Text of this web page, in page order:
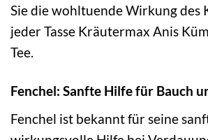
Sie die wohltuende Wirkung des
jeder Tasse Kräutermax Anis
Tee.
Fenchel: Sanfte Hilfe für Bauch
Fenchel ist bekannt für seine